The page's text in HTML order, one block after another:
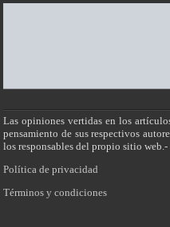
Las opiniones vertidas en los
pensamiento de sus respectivos
los responsables del propio sitio web.-
Política de privacidad
Términos y condiciones